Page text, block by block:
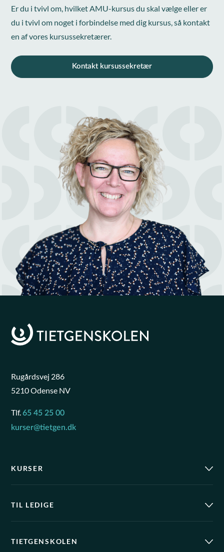
Er du i tvivl om, hvilket AMU-kursus du skal vælge eller er
du i tvivl om noget i forbindelse med dig kursus, så kontakt
en af vores kursussekretærer.
Kontakt kursussekretær
Rugårdsvej 286
5210 Odense NV
Tlf.65 45 25 00
kurser@tietgen.dk
KURSER
TIL LEDIGE
TIETGENSKOLEN